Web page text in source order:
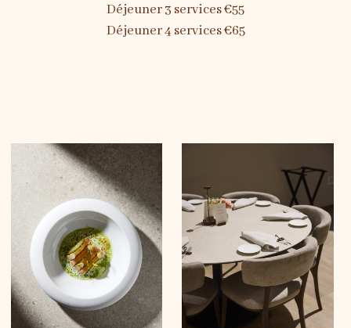
Sfeer
Contact
NL EN FR
Déjeuner 3 services €55
Déjeuner 4 services €65